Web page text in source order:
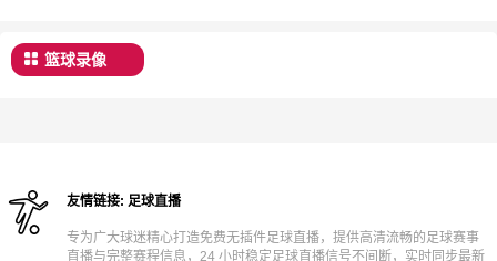
篮球录像
友情链接: 足球直播
专为广大球迷精心打造免费无插件足球直播，提供高清流畅的足球赛事
直播与完整赛程信息，24 小时稳定足球直播信号不间断，实时同步最新